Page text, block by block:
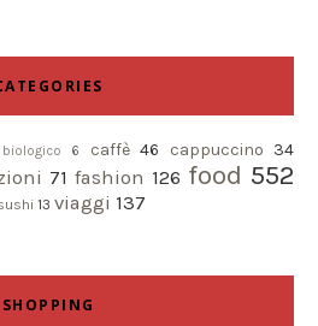
biologico 6 caffè 46 cappuccino 34
71 fashion 126 food 552
13 viaggi 137
SHOPPING